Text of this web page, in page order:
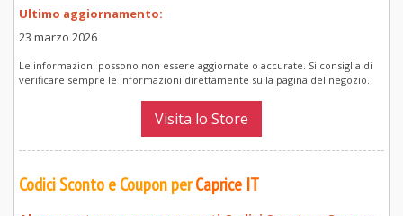
Ultimo aggiornamento:
23 marzo 2026
Le informazioni possono non essere aggiornate o accurate. Si consiglia di
verificare sempre le informazioni direttamente sulla pagina del negozio.
Visita lo Store
Codici Sconto e Coupon perCaprice IT